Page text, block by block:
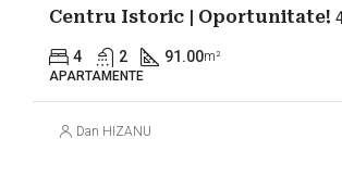
4 2 91.00m²
APARTAMENTE
Dan HIZANU